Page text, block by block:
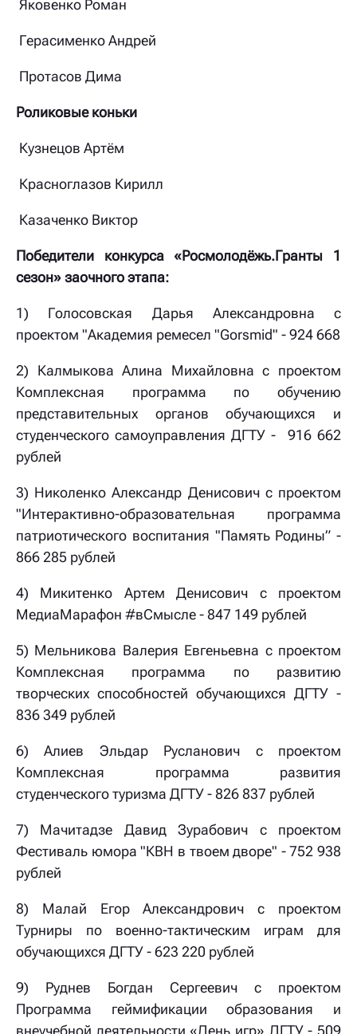
Яковенко Роман
Герасименко Андрей
Протасов Дима
Роликовые коньки
Кузнецов Артём
Красноглазов Кирилл
Казаченко Виктор
Победители конкурса «Росмолодёжь.Гранты 1
сезон» заочного этапа:
1) Голосовская Дарья Александровна с
проектом "Академия ремесел "Gorsmid" - 924 668
2) Калмыкова Алина Михайловна с проектом
Комплексная программа по обучению
представительных органов обучающихся и
студенческого самоуправления ДГТУ - 916 662
рублей
3) Николенко Александр Денисович с проектом
"Интерактивно-образовательная программа
патриотического воспитания "Память Родины” -
866 285 рублей
4) Микитенко Артем Денисович с проектом
МедиаМарафон #вСмысле - 847 149 рублей
5) Мельникова Валерия Евгеньевна с проектом
Комплексная программа по развитию
творческих способностей обучающихся ДГТУ -
836 349 рублей
6) Алиев Эльдар Русланович с проектом
Комплексная программа развития
студенческого туризма ДГТУ - 826 837 рублей
7) Мачитадзе Давид Зурабович с проектом
Фестиваль юмора "КВН в твоем дворе" - 752 938
рублей
8) Малай Егор Александрович с проектом
Турниры по военно-тактическим играм для
обучающихся ДГТУ - 623 220 рублей
9) Руднев Богдан Сергеевич с проектом
Программа геймификации образования и
внеучебной деятельности «День игр» ДГТУ - 509